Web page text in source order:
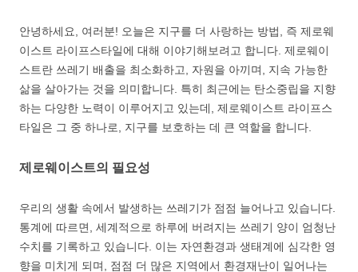
안녕하세요, 여러분! 오늘은 지구를 더 사랑하는 방법, 즉 제로웨
이스트 라이프스타일에 대해 이야기해보려고 합니다. 제로웨이
스트란 쓰레기 배출을 최소화하고, 자원을 아끼며, 지속 가능한
삶을 살아가는 것을 의미합니다. 특히 최근에는 탄소중립을 지향
하는 다양한 노력이 이루어지고 있는데, 제로웨이스트 라이프스
타일은 그 중 하나로, 지구를 보호하는 데 큰 역할을 합니다.
제로웨이스트의 필요성
우리의 생활 속에서 발생하는 쓰레기가 점점 늘어나고 있습니다.
통계에 따르면, 세계적으로 하루에 버려지는 쓰레기 양이 엄청난
수치를 기록하고 있습니다. 이는 자연환경과 생태계에 심각한 영
향을 미치게 되며, 점점 더 많은 지역에서 환경재난이 일어나는